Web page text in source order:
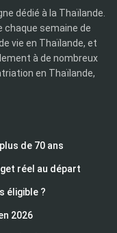
dédié à la Thaïlande.
chaque semaine de
vie en Thaïlande, et
à de nombreux
en Thaïlande,
de 70 ans
réel au départ
éligible ?
2026